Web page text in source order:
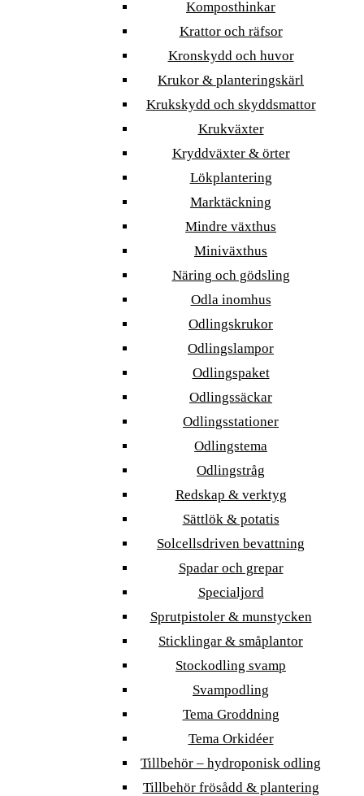
Komposthinkar
Krattor och räfsor
Kronskydd och huvor
Krukor & planteringskärl
Krukskydd och skyddsmattor
Krukväxter
Kryddväxter & örter
Lökplantering
Marktäckning
Mindre växthus
Miniväxthus
Näring och gödsling
Odla inomhus
Odlingskrukor
Odlingslampor
Odlingspaket
Odlingssäckar
Odlingsstationer
Odlingstema
Odlingstråg
Redskap & verktyg
Sättlök & potatis
Solcellsdriven bevattning
Spadar och grepar
Specialjord
Sprutpistoler & munstycken
Sticklingar & småplantor
Stockodling svamp
Svampodling
Tema Groddning
Tema Orkidéer
Tillbehör – hydroponisk odling
Tillbehör frösådd & plantering